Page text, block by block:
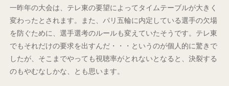
一昨年の大会は、テレ東の要望によってタイムテーブルが大きく
変わったとされます。また、パリ五輪に内定している選手の欠場
を防ぐために、選手選考のルールも変えていたそうです。テレ東
でもそれだけの要求を出すんだ・・・というのが個人的に驚きで
したが、そこまでやっても視聴率がとれないとなると、決裂する
のもやむなしかな、とも思います。